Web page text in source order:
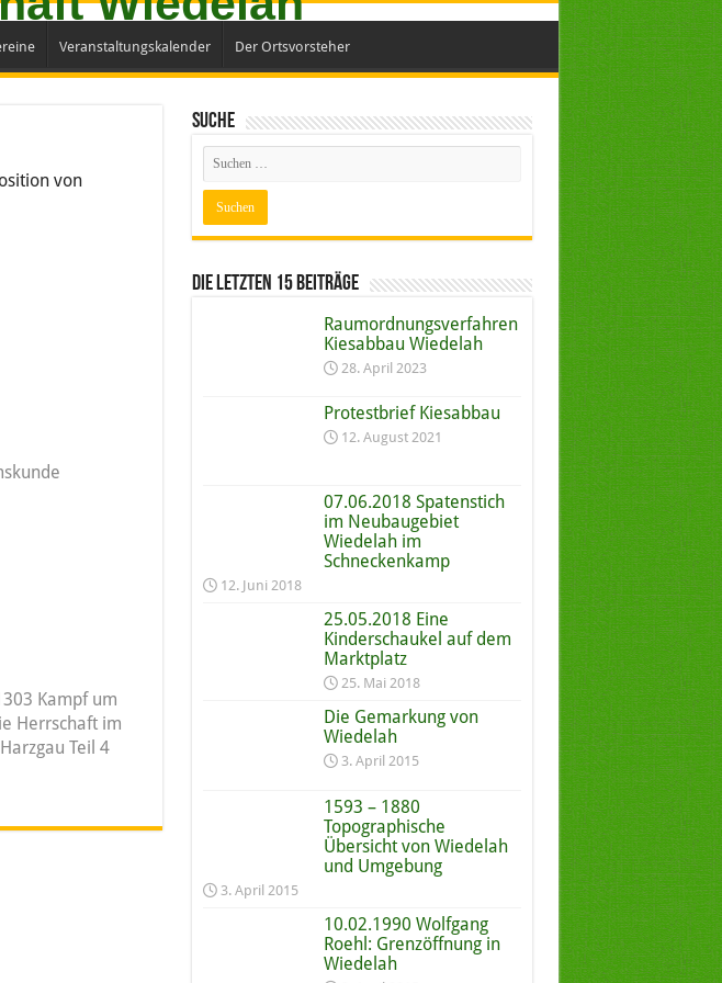
Veranstaltungskalender Der Ortsvorsteher
von
Kampf um
Herrschaft im
Harzgau Teil 4
Suche
Die letzten 15 Beiträge
Raumordnungs­verfahren
Kiesabbau Wiedelah
28. April 2023
Protestbrief Kiesabbau
12. August 2021
07.06.2018 Spatenstich
im Neubaugebiet
Wiedelah im
Schneckenkamp
12. Juni 2018
25.05.2018 Eine
Kinderschaukel auf dem
Marktplatz
25. Mai 2018
Die Gemarkung von
Wiedelah
3. April 2015
1593 – 1880
Topographische
Übersicht von Wiedelah
und Umgebung
3. April 2015
10.02.1990 Wolfgang
Roehl: Grenzöffnung in
Wiedelah